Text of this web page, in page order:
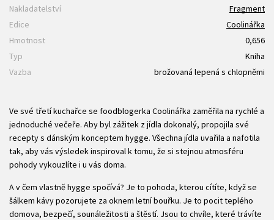
Nakladatelství
Fragment
Edice
Coolinářka
Hmotnost
0,656
Typ
Kniha
Vazba
brožovaná lepená s chlopněmi
Ve své třetí kuchařce se foodblogerka Coolinářka zaměřila na rychlé a
jednoduché večeře. Aby byl zážitek z jídla dokonalý, propojila své
recepty s dánským konceptem hygge. Všechna jídla uvařila a nafotila
tak, aby vás výsledek inspiroval k tomu, že si stejnou atmosféru
pohody vykouzlíte i u vás doma.
A v čem vlastně hygge spočívá? Je to pohoda, kterou cítíte, když se
šálkem kávy pozorujete za oknem letní bouřku. Je to pocit teplého
domova, bezpečí, sounáležitosti a štěstí. Jsou to chvíle, které trávíte